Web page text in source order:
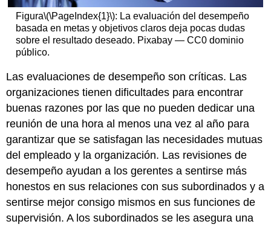
Figura\(\PageIndex{1}\): La evaluación del desempeño
basada en metas y objetivos claros deja pocas dudas
sobre el resultado deseado. Pixabay — CC0 dominio
público.
Las evaluaciones de desempeño son críticas. Las
organizaciones tienen dificultades para encontrar
buenas razones por las que no pueden dedicar una
reunión de una hora al menos una vez al año para
garantizar que se satisfagan las necesidades mutuas
del empleado y la organización. Las revisiones de
desempeño ayudan a los gerentes a sentirse más
honestos en sus relaciones con sus subordinados y a
sentirse mejor consigo mismos en sus funciones de
supervisión. A los subordinados se les asegura una